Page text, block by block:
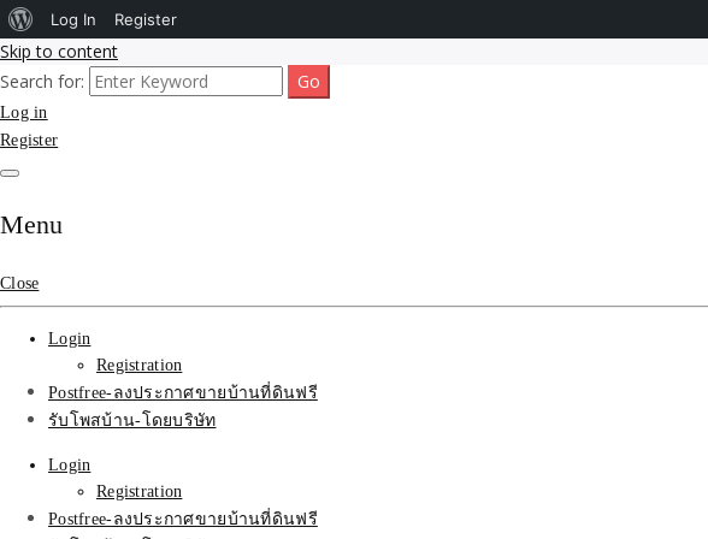
Skip to content
รับจ้างโพสขายบ้าน ติดAI Search รั
SEOขายของ บ้านที่ดินฟรีประกาศ ที่
รับโพสต์เว็บขายบ้าน อสังหา ทำSEOรายเดือนราคาถูก เน้นติดAI โพสต์ประกาศบ้านที่ดินฟรี
Search for:
Log in
Register
Menu
Close
Login
Registration
Postfree-ลงประกาศขายบ้านที่ดินฟรี
รับโพสบ้าน-โดยบริษัท
Login
Registration
Postfree-ลงประกาศขายบ้านที่ดินฟรี
About
WordPress
Log In Register